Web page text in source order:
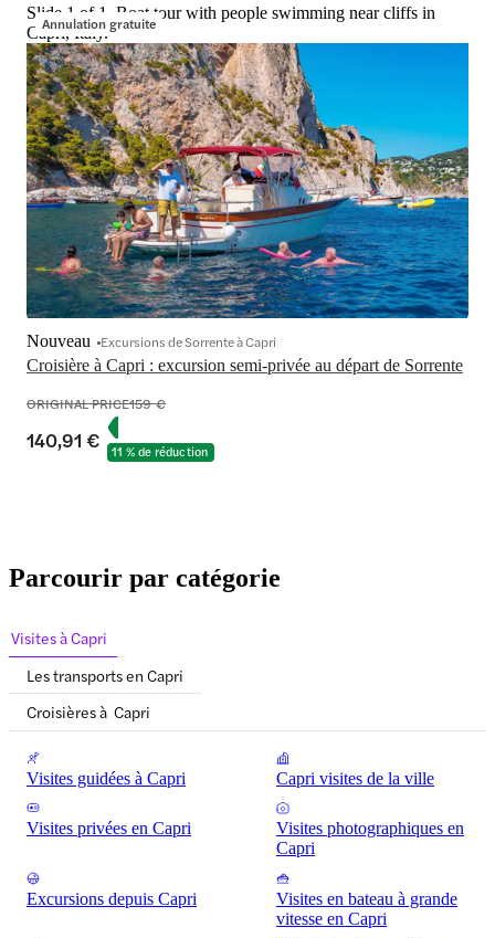
Annulation gratuite
Slide 1 of 1, Boat tour with people swimming near cliffs in
Capri, Italy.
Croisière à Capri : excursion semi-privée au départ de Sorrente
Nouveau Excursions de Sorrente à Capri
ORIGINAL PRICE159 €
140,91 € 11 % de réduction
Parcourir par catégorie
Visites à Capri
Les transports en Capri
Croisières à Capri
Visites guidées à Capri Capri visites de la ville
Visites privées en Capri
Visites photographiques en
Capri
Excursions depuis Capri
Visites en bateau à grande
vitesse en Capri